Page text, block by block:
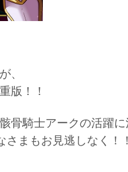
、
版！！
骨騎士アークの活躍に
さまもお見逃しなく！！